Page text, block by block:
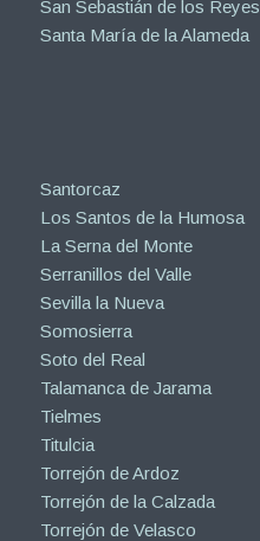
San Sebastián de los Reyes
Santa María de la Alameda
Santorcaz
Los Santos de la Humosa
La Serna del Monte
Serranillos del Valle
Sevilla la Nueva
Somosierra
Soto del Real
Talamanca de Jarama
Tielmes
Titulcia
Torrejón de Ardoz
Torrejón de la Calzada
Torrejón de Velasco